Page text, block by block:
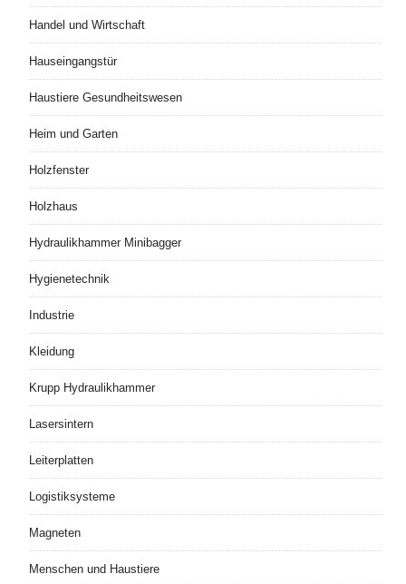
Handel und Wirtschaft
Hauseingangstür
Haustiere Gesundheitswesen
Heim und Garten
Holzfenster
Holzhaus
Hydraulikhammer Minibagger
Hygienetechnik
Industrie
Kleidung
Krupp Hydraulikhammer
Lasersintern
Leiterplatten
Logistiksysteme
Magneten
Menschen und Haustiere